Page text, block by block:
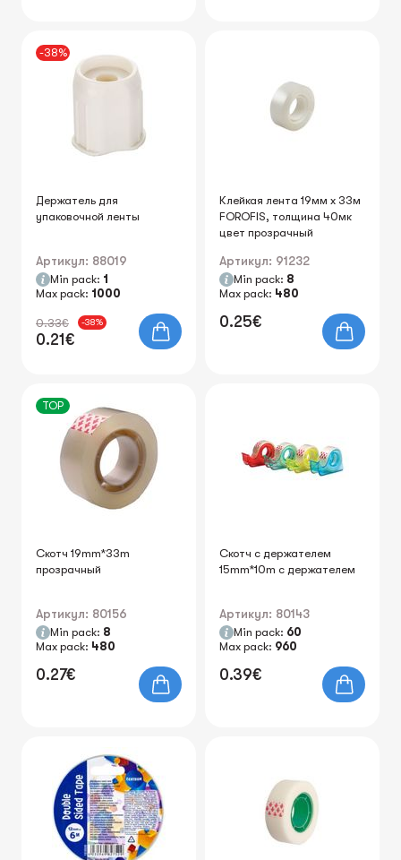
-38%
Держатель для
упаковочной ленты
Артикул: 88019
Min pack: 1
Max pack: 1000
0.33€ -38%
0.21€
Клейкая лента 19мм x 33м
FOROFIS, толщина 40мк
цвет прозрачный
Артикул: 91232
Min pack: 8
Max pack: 480
0.25€
TOP
Скотч 19mm*33m
прозрачный
Артикул: 80156
Min pack: 8
Max pack: 480
0.27€
Скотч с держателем
15mm*10m с держателем
Артикул: 80143
Min pack: 60
Max pack: 960
0.39€